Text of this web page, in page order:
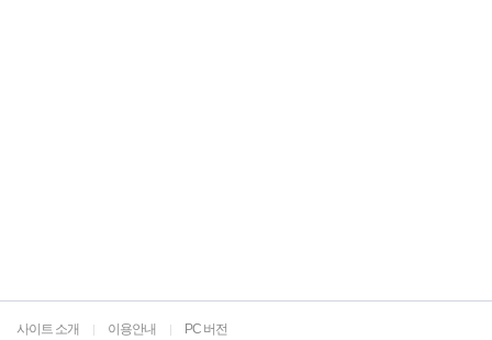
사이트 소개 | 이용안내 | PC 버전